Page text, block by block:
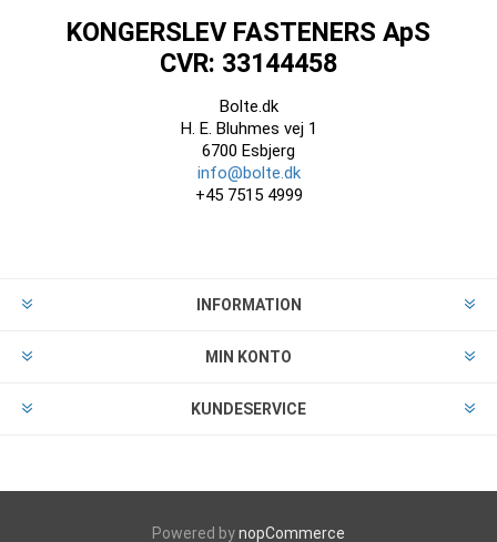
KONGERSLEV FASTENERS ApS
CVR: 33144458
Bolte.dk
H. E. Bluhmes vej 1
6700 Esbjerg
info@bolte.dk
+45 7515 4999
INFORMATION
MIN KONTO
KUNDESERVICE
Powered bynopCommerce